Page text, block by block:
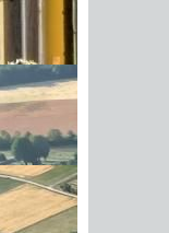
07-
2026-07-